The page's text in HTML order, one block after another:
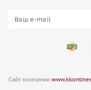
Сайт компании